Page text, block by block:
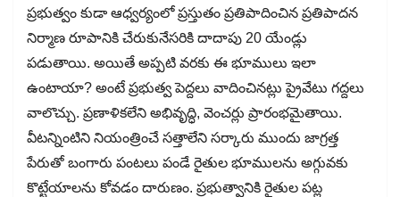
ప్రభుత్వం కుడా ఆధ్వర్యంలో ప్రస్తుతం ప్రతిపాదించిన ప్రతిపాదన
నిర్మాణ రూపానికి చేరుకునేసరికి దాదాపు 20 యేండ్లు
పడుతాయి. అయితే అప్పటి వరకు ఈ భూములు ఇలా
ఉంటాయా? అంటే ప్రభుత్వ పెద్దలు వాదించినట్లు ప్రైవేటు గద్దలు
వాలొచ్చు. ప్రణాళికలేని అభివృద్ధి, వెంచర్లు ప్రారంభమైతాయి.
వీటన్నింటిని నియంత్రించే సత్తాలేని సర్కారు ముందు జాగ్రత్త
పేరుతో బంగారు పంటలు పండే రైతుల భూములను అగ్గువకు
కొట్టేయాలను కోవడం దారుణం. ప్రభుత్వానికి రైతుల పట్ల